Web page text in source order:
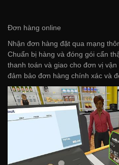
Đơn hàng online
Nhận đơn hàng đặt qua mạng
Chuẩn bị hàng và đóng gói cẩn
thanh toán và giao cho đơn vị
đảm bảo đơn hàng chính xác và